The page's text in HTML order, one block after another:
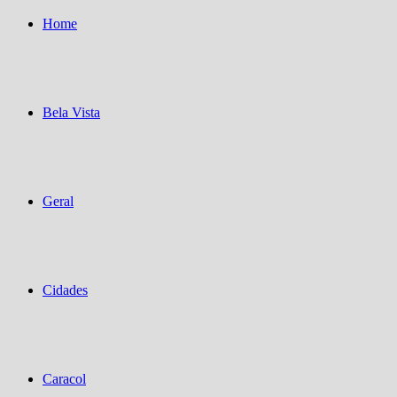
Home
Bela Vista
Geral
Cidades
Caracol